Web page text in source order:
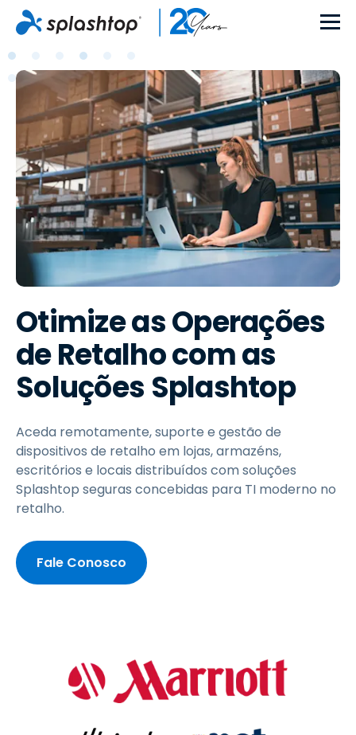
Otimize as Operações
de Retalho com as
Soluções Splashtop
Aceda remotamente, suporte e gestão de
dispositivos de retalho em lojas, armazéns,
escritórios e locais distribuídos com soluções
Splashtop seguras concebidas para TI moderno no
retalho.
Fale Conosco